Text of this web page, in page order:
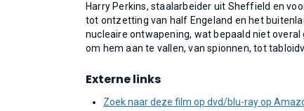
Harry Perkins, staalarbeider uit Sheffield en
tot ontzetting van half Engeland en het
nucleaire ontwapening, wat bepaald niet
om hem aan te vallen, van spionnen, tot
Externe links
Zoek naar deze film op dvd/blu-ray op